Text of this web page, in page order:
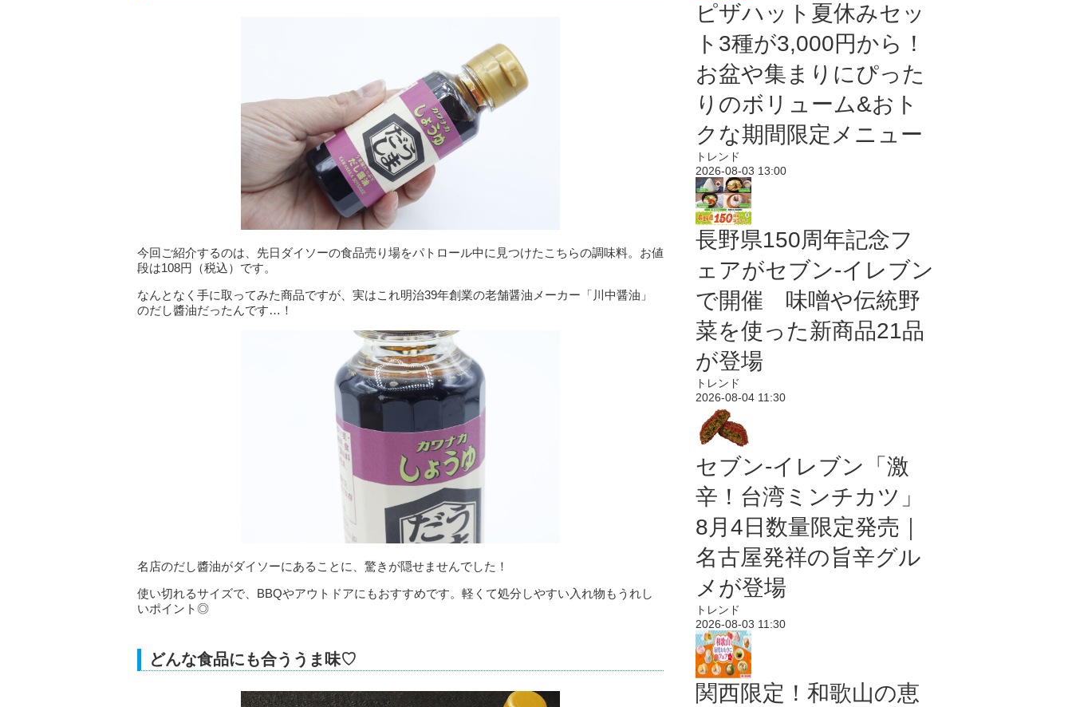
今回ご紹介するのは、先日ダイソーの食品売り場をパトロール中に見つけたこちらの調味料。お値
段は108円（税込）です。
なんとなく手に取ってみた商品ですが、実はこれ明治39年創業の老舗醤油メーカー「川中醤油」
のだし醬油だったんです…！
名店のだし醬油がダイソーにあることに、驚きが隠せませんでした！
使い切れるサイズで、BBQやアウトドアにもおすすめです。軽くて処分しやすい入れ物もうれし
いポイント◎
どんな食品にも合ううま味♡
ピザハット夏休みセッ
ト3種が3,000円から！
お盆や集まりにぴった
りのボリューム&おト
クな期間限定メニュー
トレンド
2026-08-03 13:00
長野県150周年記念フ
ェアがセブン-イレブン
で開催 味噌や伝統野
菜を使った新商品21品
が登場
トレンド
2026-08-04 11:30
セブン-イレブン「激
辛！台湾ミンチカツ」
8月4日数量限定発売｜
名古屋発祥の旨辛グル
メが登場
トレンド
2026-08-03 11:30
関西限定！和歌山の恵